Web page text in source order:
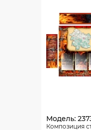
Модель:
Композиция